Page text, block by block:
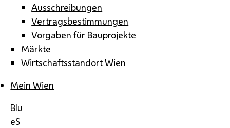
Ausschreibungen
Vertragsbestimmungen
Vorgaben für Bauprojekte
Märkte
Wirtschaftsstandort Wien
Mein Wien
Blu
eS